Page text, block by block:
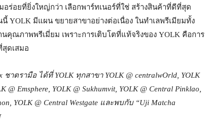
ร่อยที่ยิ่งใหญ่กว่า เลือกพาร์ทเนอร์ที่ใช่ สร้างสินค้าที่ดีที่สุด
YOLK มีแผน ขยายสาขาอย่างต่อเนื่อง ในทำเลพรีเมียมทั้ง
คุณภาพพรีเมี่ยม เพราะการเติบโตที่แท้จริงของ YOLK คือการ
ดเสมอ
ชาตรามือ ได้ที่YOLK ทุกสาขาYOLK @ centralwOrld, YOLK
@ Emsphere, YOLK @ Sukhumvit, YOLK @ Central Pinklao,
YOLK @ Central Westgate และพบกับ “Uji Matcha